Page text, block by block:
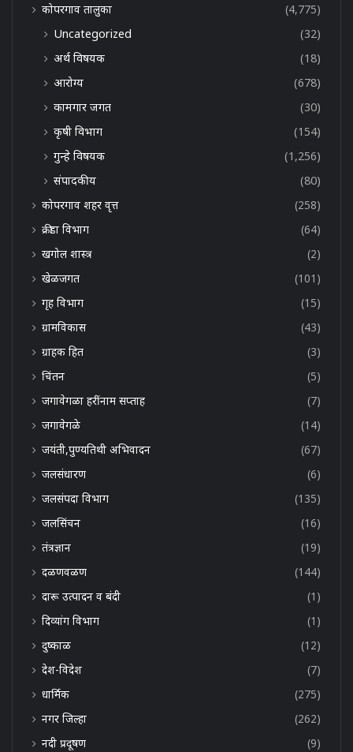
कोपरगाव तालुका
(4,775)
Uncategorized
(32)
अर्थ विषयक
(18)
आरोग्य
(678)
कामगार जगत
(30)
कृषी विभाग
(154)
गुन्हे विषयक
(1,256)
संपादकीय
(80)
कोपरगाव शहर वृत्त
(258)
क्रीडा विभाग
(64)
खगोल शास्त्र
(2)
खेळजगत
(101)
गृह विभाग
(15)
ग्रामविकास
(43)
ग्राहक हित
(3)
चिंतन
(5)
जगावेगळा हरींनाम सप्ताह
(7)
जगावेगळे
(14)
जयंती,पुण्यतिथी अभिवादन
(67)
जलसंधारण
(6)
जलसंपदा विभाग
(135)
जलसिंचन
(16)
तंत्रज्ञान
(19)
दळणवळण
(144)
दारू उत्पादन व बंदी
(1)
दिव्यांग विभाग
(1)
दुष्काळ
(12)
देश-विदेश
(7)
धार्मिक
(275)
नगर जिल्हा
(262)
नदी प्रदूषण
(9)